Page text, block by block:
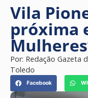
Vila
próxima
Por: Redação Gazeta
Toledo
Facebook